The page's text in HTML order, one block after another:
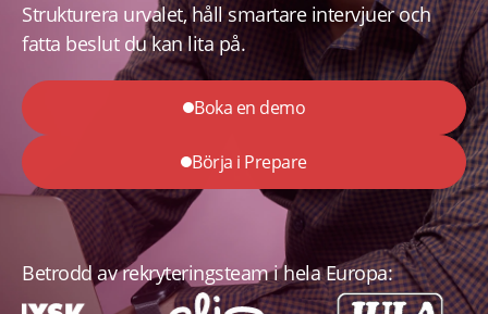
Strukturera urvalet, håll smartare intervjuer och
fatta beslut du kan lita på.
Boka en demo
Börja i Prepare
Betrodd av rekryteringsteam i hela Europa: